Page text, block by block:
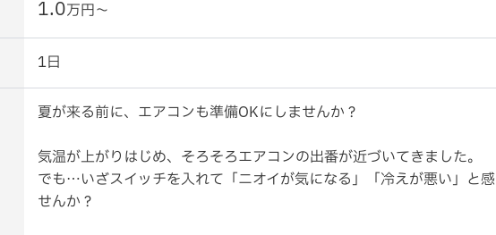
1.0万円〜
1日
夏が来る前に、エアコンも準備OKにしませんか？
気温が上がりはじめ、そろそろエアコンの出番が近づいてきました。
でも…いざスイッチを入れて「ニオイが気になる」「冷えが悪い」と
せんか？